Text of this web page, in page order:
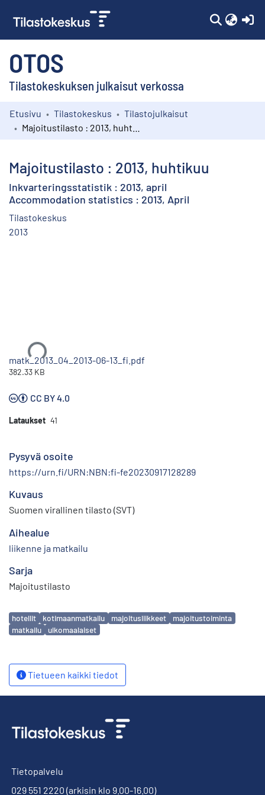
OTOS
Tilastokeskuksen julkaisut verkossa
Kokoelmat
Etusivu Tilastokeskus
Tilastojulkaisut
Majoitustilasto : 2013, huhtikuu
Inkvarteringsstatistik : 2013, april
Accommodation statistics : 2013, April
Tilastokeskus
2013
Ladataan...
matk_2013_04_2013-06-13_fi.pdf
382.33 KB
CC BY 4.0
Lataukset 41
Pysyvä osoite
https://urn.fi/URN:NBN:fi-fe20230917128289
Kuvaus
Suomen virallinen tilasto (SVT)
Aihealue
liikenne ja matkailu
Sarja
Majoitustilasto
Avainsanat
hotellit kotimaanmatkailu majoitusliikkeet
majoitustoiminta
matkailu
ulkomaalaiset
Tietueen kaikki tiedot
Tietopalvelu
029 551 2220 (arkisin klo 9.00-16.00)